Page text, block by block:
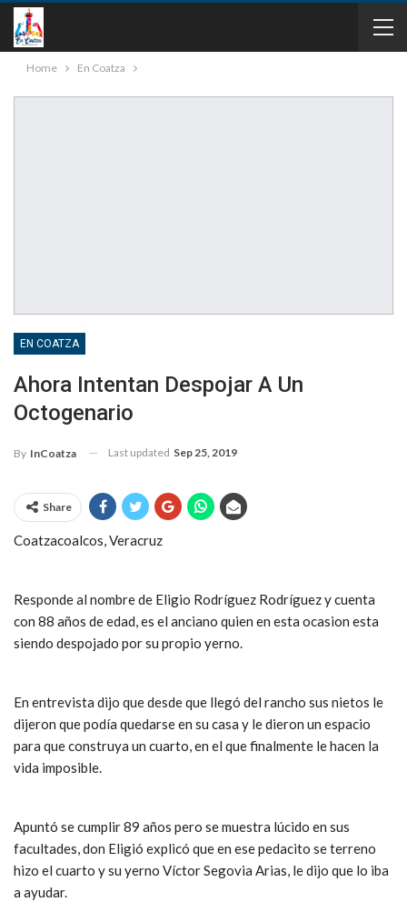
Home En Coatza
EN COATZA
Ahora Intentan Despojar A Un
Octogenario
By InCoatza Last updated Sep 25, 2019
Share
Coatzacoalcos, Veracruz
Responde al nombre de Eligio Rodríguez Rodríguez y cuenta
con 88 años de edad, es el anciano quien en esta ocasion esta
siendo despojado por su propio yerno.
En entrevista dijo que desde que llegó del rancho sus nietos le
dijeron que podía quedarse en su casa y le dieron un espacio
para que construya un cuarto, en el que finalmente le hacen la
vida imposible.
Apuntó se cumplir 89 años pero se muestra lúcido en sus
facultades, don Eligió explicó que en ese pedacito se terreno
hizo el cuarto y su yerno Víctor Segovia Arias, le dijo que lo iba
a ayudar.